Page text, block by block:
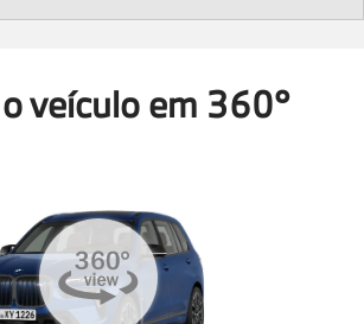
veículo em 360°